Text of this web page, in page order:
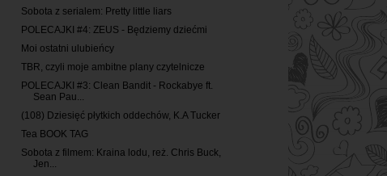
Sobota z serialem: Pretty little liars
POLECAJKI #4: ZEUS - Będziemy dziećmi
Moi ostatni ulubieńcy
TBR, czyli moje ambitne plany czytelnicze
POLECAJKI #3: Clean Bandit - Rockabye ft.
Sean Pau...
(108) Dziesięć płytkich oddechów, K.A Tucker
Tea BOOK TAG
Sobota z filmem: Kraina lodu, reż. Chris Buck,
Jen...